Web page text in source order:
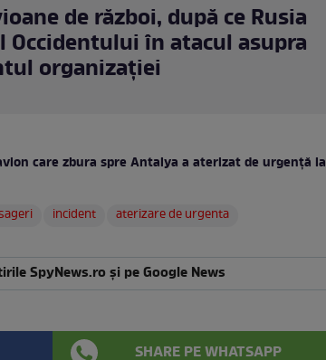
de război, după ce Rusia
Occidentului în atacul asupra
organizației
care zbura spre Antalya a aterizat de urgență la
incident aterizare de urgenta
SpyNews.ro și pe Google News
SHARE PE WHATSAPP